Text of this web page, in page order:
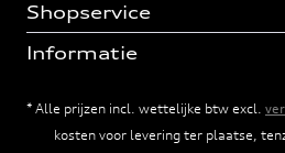
Shopservice
Informatie
* Alle prijzen incl. wettelijke btw excl.
kosten voor levering ter plaatse,